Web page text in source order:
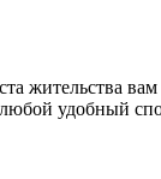
жительства
удобный